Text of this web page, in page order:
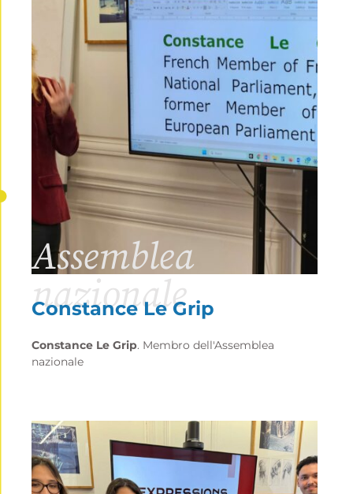
Constance Le Grip
Assemblea
nazionale
Constance Le Grip. Membro dell'Assemblea
nazionale